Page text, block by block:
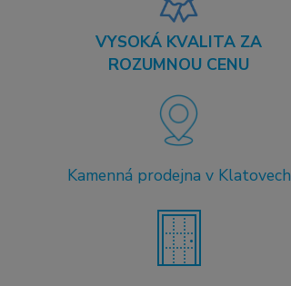
VYSOKÁ KVALITA ZA
ROZUMNOU CENU
Kamenná prodejna v Klatovech